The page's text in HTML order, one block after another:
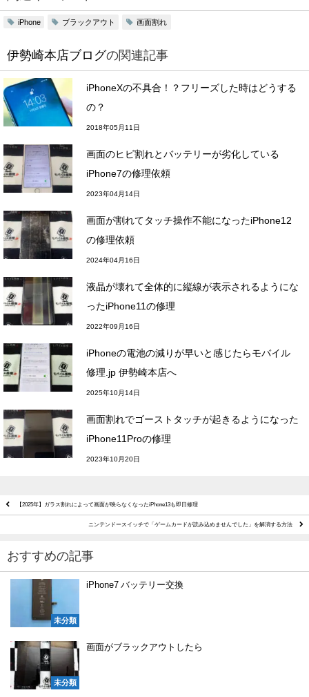
iPhone ブラックアウト 画面割れ
伊勢崎本店ブログの関連記事
iPhoneXの不具合！？フリーズした時はどうする
の？
2018年05月11日
画面のヒビ割れとバッテリーが劣化している
iPhone7の修理依頼
2023年04月14日
画面が割れてタッチ操作不能になったiPhone12
の修理依頼
2024年04月16日
液晶が壊れて全体的に縦線が表示されるようにな
ったiPhone11の修理
2022年09月16日
iPhoneの電池の減りが早いと感じたらモバイル
修理.jp 伊勢崎本店へ
2025年10月14日
画面割れでゴーストタッチが起きるようになった
iPhone11Proの修理
2023年10月20日
【2025年】ガラス割れによって画面が映らなくなったiPhone13も即日修理
ニンテンドースイッチで「ゲームカードが読み込めませんでした」を解消する方法
おすすめの記事
未分類
iPhone7 バッテリー交換
未分類
画面がブラックアウトしたら